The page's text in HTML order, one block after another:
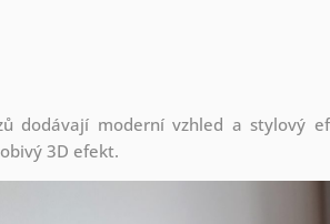
dodávají moderní vzhled a stylový
3D efekt.